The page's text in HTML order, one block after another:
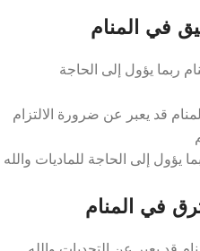
في المنام
ربما يؤول إلى الحاجة
قد يعبر عن ضرورة الالتزام
يؤول إلى الحاجة للماديات والله
في المنام